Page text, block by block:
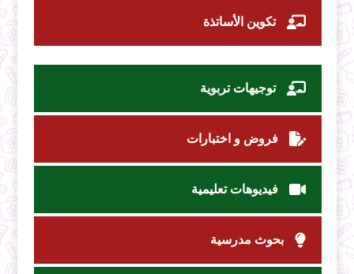
تكوين الأساتذة
توجيهات تربوية
فروض و اختبارات
فيديوهات تعليمية
بحوث مدرسية